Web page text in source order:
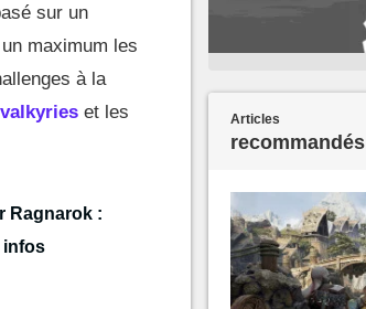
sur un
maximum les
à la
valkyries et les
Ragnarok :
infos
Articles
recommandés